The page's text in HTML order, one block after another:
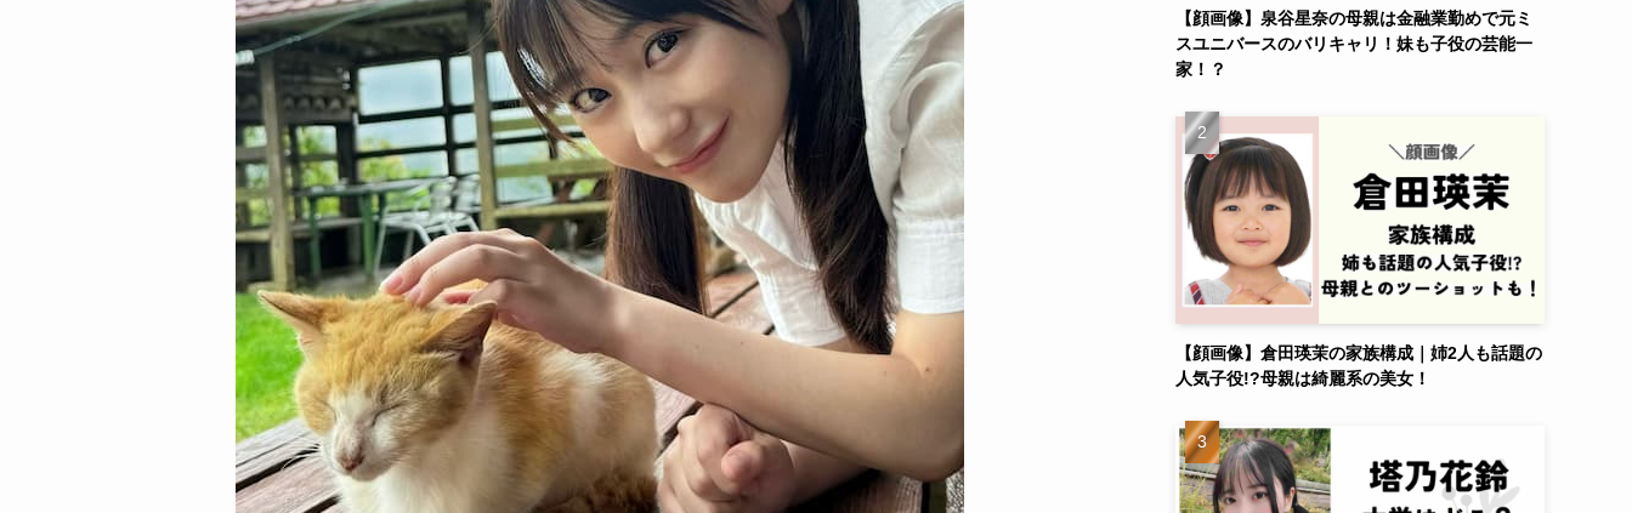
【顔画像】泉谷星奈の母親は金融業勤めで元ミ
スユニバースのバリキャリ！妹も子役の芸能一
家！？
【顔画像】倉田瑛茉の家族構成｜姉2人も話題の
人気子役!?母親は綺麗系の美女！